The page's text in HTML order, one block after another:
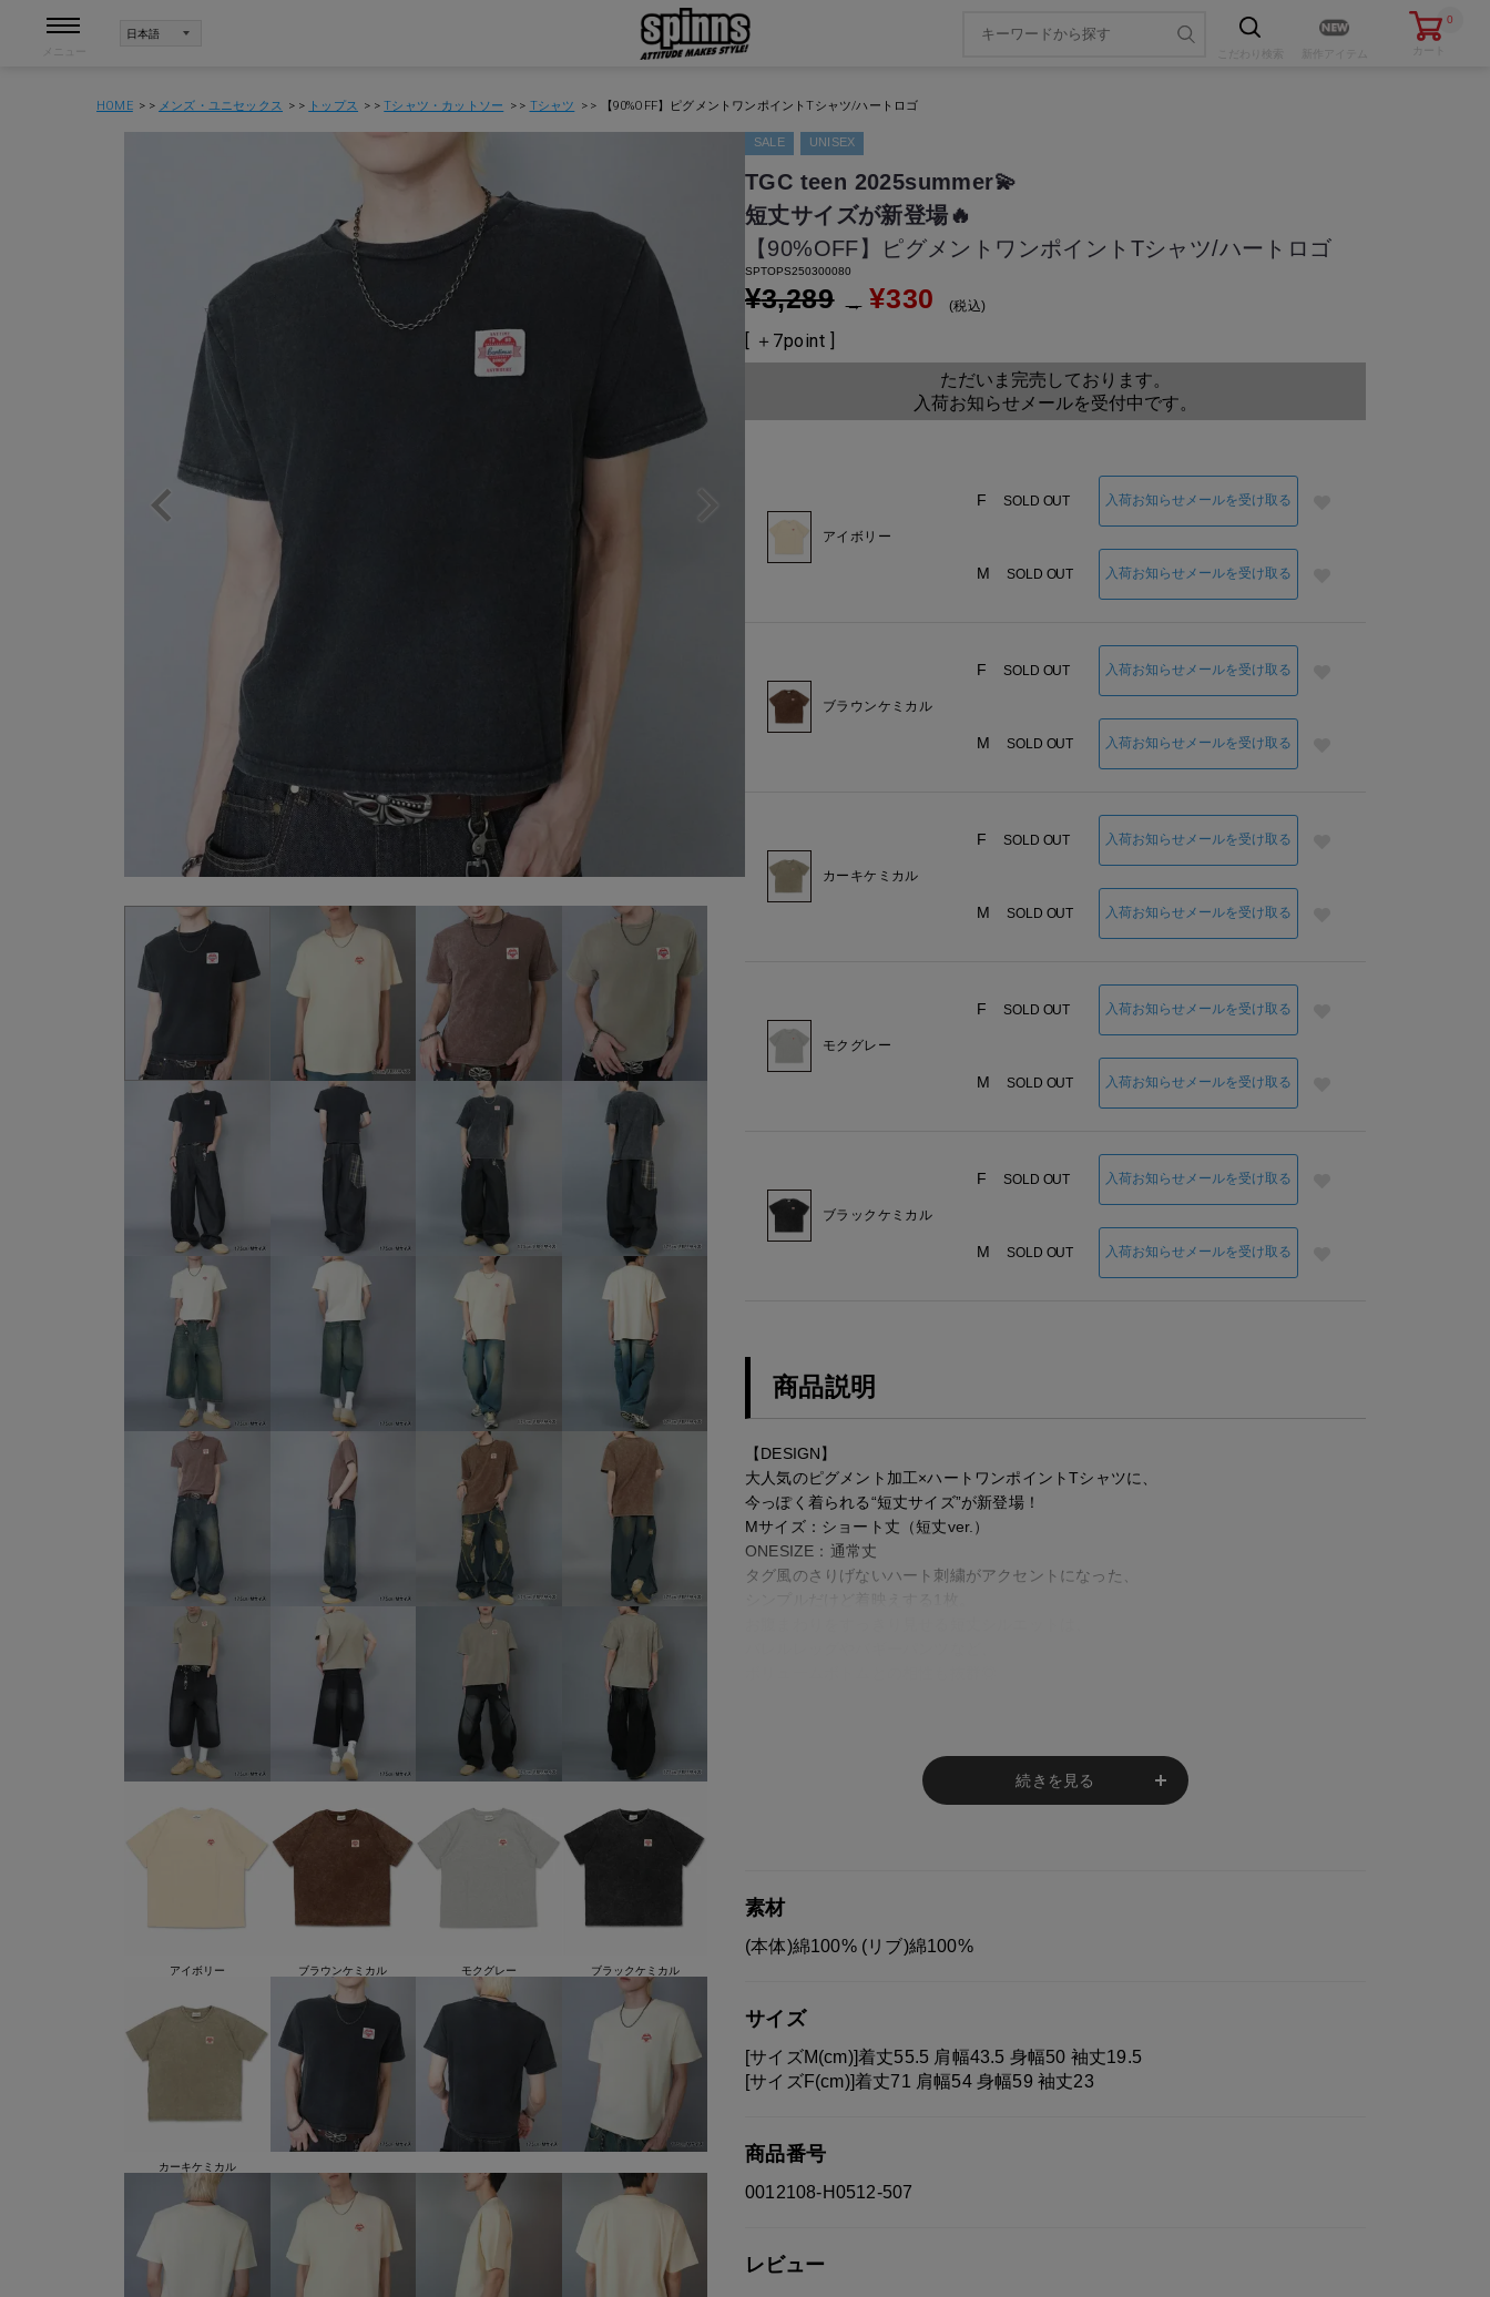
0
カート
HOME メンズ・ユニセックス トップス Tシャツ・カットソー Tシャツ 【90%OFF】ピグメントワンポイントTシャツ/ハートロゴ
SALE UNISEX
TGC teen 2025summer💫
短丈サイズが新登場🔥
【90%OFF】ピグメントワンポイントTシャツ/ハートロゴ
SPTOPS250300080
¥3,289 → ¥330 税込
[ ＋ 7point ]
ただいま完売しております。
入荷お知らせメールを受付中です。
アイボリー
F SOLD OUT 入荷お知らせメールを受け取る
M SOLD OUT 入荷お知らせメールを受け取る
ブラウンケミカル
F SOLD OUT 入荷お知らせメールを受け取る
M SOLD OUT 入荷お知らせメールを受け取る
カーキケミカル
F SOLD OUT 入荷お知らせメールを受け取る
M SOLD OUT 入荷お知らせメールを受け取る
モクグレー
F SOLD OUT 入荷お知らせメールを受け取る
M SOLD OUT 入荷お知らせメールを受け取る
ブラックケミカル
F SOLD OUT 入荷お知らせメールを受け取る
M SOLD OUT 入荷お知らせメールを受け取る
商品説明
【DESIGN】
大人気のピグメント加工×ハートワンポイントTシャツに、
今っぽく着られる“短丈サイズ”が新登場！
Mサイズ：ショート丈（短丈ver.）
ONESIZE：通常丈
タグ風のさりげないハート刺繍がアクセントになった、
肌なじみの良いコットン100%に
ヴィンテージ感のあるピグメント加工をプラス。
す。
あらかじめご了承ください。
総柄の商品は使用している生地の部分によって 写真と異なる場合がございま
続きを見る
素材
(本体)綿100% (リブ)綿100%
サイズ
[サイズM(cm)]着丈55.5 肩幅43.5 身幅50 袖丈19.5
[サイズF(cm)]着丈71 肩幅54 身幅59 袖丈23
商品番号
0012108-H0512-507
レビュー
アイボリー ブラウンケミカル モクグレー ブラックケミカル
カーキケミカル